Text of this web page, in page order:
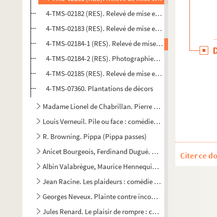
4-TMS-02182 (RES). Relevé de mise en scène. 2. Mise en
4-TMS-02183 (RES). Relevé de mise en scène. 3. Mise
4-TMS-02184-1 (RES). Relevé de mise en scène. 4. Mise
4-TMS-02184-2 (RES). Photographies de scène
4-TMS-02185 (RES). Relevé de mise en scène. 5. Mise en
4-TMS-07360. Plantations de décors
Madame Lionel de Chabrillan. Pierre Pascal, un drame au
Louis Verneuil. Pile ou face : comédie en 5 actes. 1924
R. Browning. Pippa (Pippa passes)
Anicet Bourgeois, Ferdinand Dugué. Les pirates de la
Albin Valabrègue, Maurice Hennequin. Place aux femmes !
Jean Racine. Les plaideurs : comédie en 3 actes. 1668
Georges Neveux. Plainte contre inconnu : pièce en 2 actes.
Jules Renard. Le plaisir de rompre : comédie en 1 acte. 1897
Citer ce